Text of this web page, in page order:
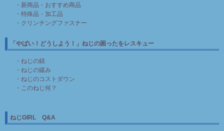
・新商品・おすすめ商品
・特殊品・加工品
・クリンチングファスナー
「やばい！どうしよう！」ねじの困ったをレスキュー
・ねじの錆
・ねじの緩み
・ねじのコストダウン
・このねじ何？
ねじGIRL Q&A